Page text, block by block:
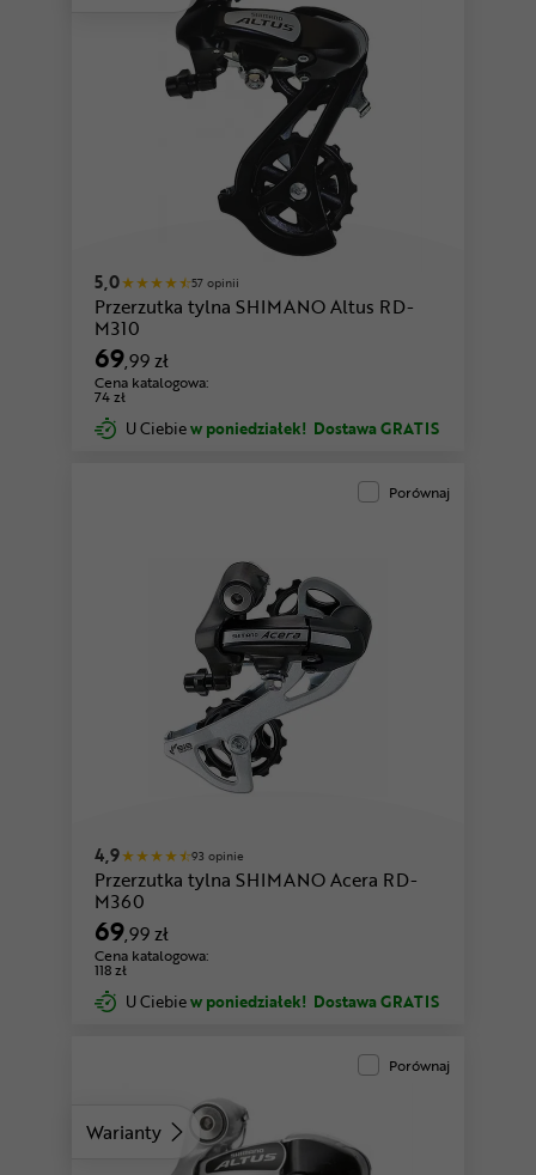
5,0 57 opinii
Przerzutka tylna SHIMANO Altus RD-
M310
69,99 zł
Cena katalogowa:
74 zł
U Ciebiew poniedziałek! Dostawa GRATIS
Porównaj
4,9 93 opinie
Przerzutka tylna SHIMANO Acera RD-
M360
69,99 zł
Cena katalogowa:
118 zł
U Ciebiew poniedziałek! Dostawa GRATIS
Warianty
Porównaj